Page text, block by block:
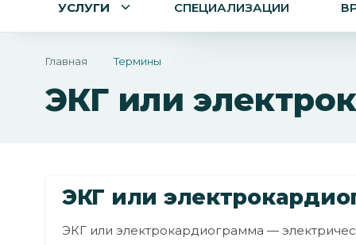
УСЛУГИ СПЕЦИАЛИЗАЦИИ
Главная Термины
ЭКГ или
ЭКГ или
ЭКГ или электрокардиограмма —